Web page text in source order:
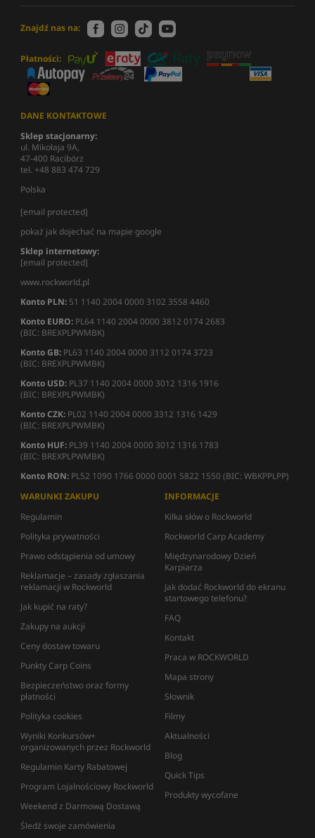
Znajdź nas na:
Płatności:
DANE KONTAKTOWE
Sklep stacjonarny:
ul. Mikołaja 9A,
47-400 Racibórz
tel. +48 883 474 729
Polska
[email protected]
pokaż jak dojechać na mapie google
Sklep internetowy:
[email protected]
www.rockworld.pl
Konto PLN: 51 1140 2004 0000 3102 3558 4460
Konto EURO: PL64 1140 2004 0000 3812 0174 2683
(BIC: BREXPLPWMBK)
Konto GB: PL63 1140 2004 0000 3112 0174 3723
(BIC: BREXPLPWMBK)
Konto USD: PL37 1140 2004 0000 3012 1316 1916
(BIC: BREXPLPWMBK)
Konto CZK: PL02 1140 2004 0000 3312 1316 1429
(BIC: BREXPLPWMBK)
Konto HUF: PL39 1140 2004 0000 3012 1316 1783
(BIC: BREXPLPWMBK)
Konto RON: PL52 1090 1766 0000 0001 5822 1550 (BIC: WBKPPLPP)
WARUNKI ZAKUPU
Regulamin
Polityka prywatności
Prawo odstąpienia od umowy
Reklamacje – zasady zgłaszania
reklamacji w Rockworld
Jak kupić na raty?
Zakupy na aukcji
Ceny dostaw towaru
Punkty Carp Coins
Bezpieczeństwo oraz formy
płatności
Polityka cookies
Wyniki Konkursów+
organizowanych przez Rockworld
Regulamin Karty Rabatowej
Program Lojalnościowy Rockworld
Weekend z Darmową Dostawą
Śledź swoje zamówienia
INFORMACJE
Kilka słów o Rockworld
Rockworld Carp Academy
Międzynarodowy Dzień
Karpiarza
Jak dodać Rockworld do ekranu
startowego telefonu?
FAQ
Kontakt
Praca w ROCKWORLD
Mapa strony
Słownik
Filmy
Aktualności
Blog
Quick Tips
Produkty wycofane